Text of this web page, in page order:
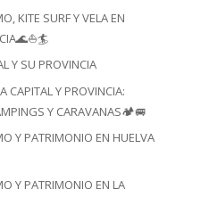
KITE SURF Y VELA EN
Y SU PROVINCIA
CAPITAL Y PROVINCIA:
Y CARAVANAS🏕️🚐
Y PATRIMONIO EN HUELVA
Y PATRIMONIO EN LA